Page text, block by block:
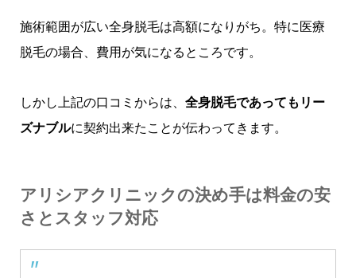
施術範囲が広い全身脱毛は高額になりがち。特に医療
脱毛の場合、費用が気になるところです。
しかし上記の口コミからは、 全身脱毛であってもリー
ズナブルに契約出来たことが伝わってきます。
アリシアクリニックの決め手は料金の安
さとスタッフ対応